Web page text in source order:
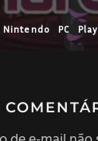
Nintendo PC